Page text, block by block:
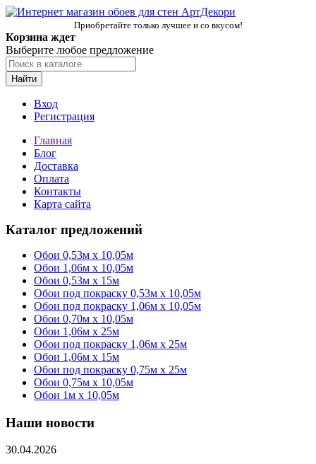
Приобретайте только лучшее и со вкусом!
Корзина ждет
Выберите любое предложение
Найти
Вход
Регистрация
Главная
Блог
Доставка
Оплата
Контакты
Карта сайта
Каталог предложений
Обои 0,53м x 10,05м
Обои 1,06м х 10,05м
Обои 0,53м x 15м
Обои под покраску 0,53м x 10,05м
Обои под покраску 1,06м х 10,05м
Обои 0,70м x 10,05м
Обои 1,06м x 25м
Обои под покраску 1,06м x 25м
Обои 1,06м x 15м
Обои под покраску 0,75м x 25м
Обои 0,75м x 10,05м
Обои 1м х 10,05м
Наши новости
30.04.2026